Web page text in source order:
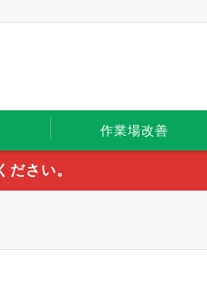
作業場改善
ださい。